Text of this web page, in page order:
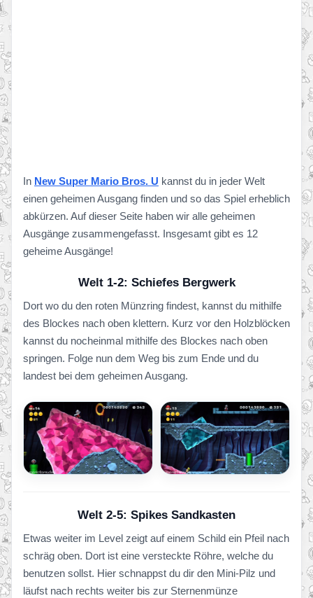
In New Super Mario Bros. U kannst du in jeder Welt
einen geheimen Ausgang finden und so das Spiel erheblich
abkürzen. Auf dieser Seite haben wir alle geheimen
Ausgänge zusammengefasst. Insgesamt gibt es 12
geheime Ausgänge!
Welt 1-2: Schiefes Bergwerk
Dort wo du den roten Münzring findest, kannst du mithilfe
des Blockes nach oben klettern. Kurz vor den Holzblöcken
kannst du nocheinmal mithilfe des Blockes nach oben
springen. Folge nun dem Weg bis zum Ende und du
landest bei dem geheimen Ausgang.
Welt 2-5: Spikes Sandkasten
Etwas weiter im Level zeigt auf einem Schild ein Pfeil nach
schräg oben. Dort ist eine versteckte Röhre, welche du
benutzen sollst. Hier schnappst du dir den Mini-Pilz und
läufst nach rechts weiter bis zur Sternenmünze